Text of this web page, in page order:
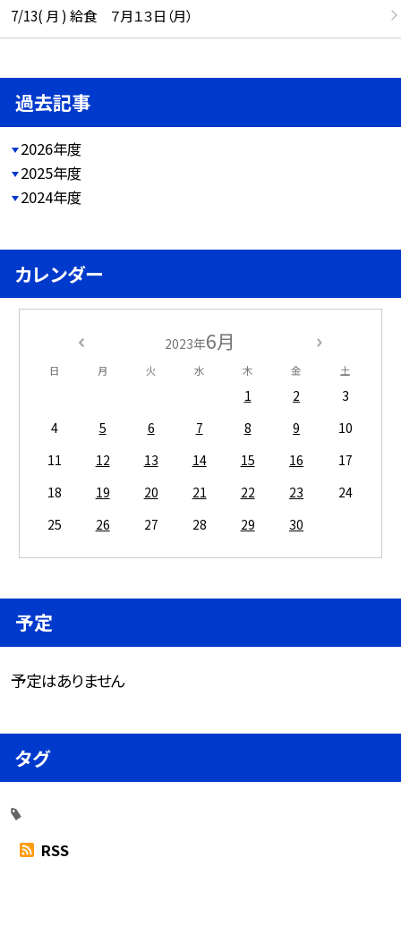
7/13( 月 ) 給食 ７月１３日（月）
過去記事
2026年度
2025年度
2024年度
カレンダー
2023年6月
日 月 火 水 木 金 土
1 2
3
4
5 6 7 8 9
10
11
12 13 14 15 16
17
18
19 20 21 22 23
24
25
26 27 28 29 30
予定
予定はありません
タグ
RSS